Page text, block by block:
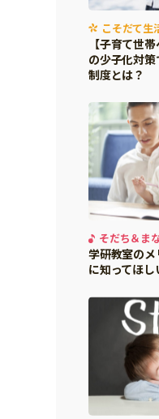
こそだて生
【子育て世
の少子化対
制度とは？
そだち＆ま
学研教室の
に知ってほし